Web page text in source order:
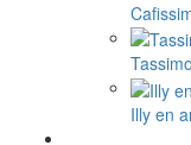
Illy en